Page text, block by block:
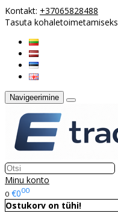
Kontakt: +37065828488
Tasuta
Navigeerimine
Minu konto
0 €000
Ostukorv on tühi!